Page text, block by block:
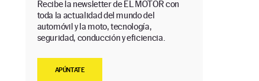
Recibe la newsletter de EL MOTOR con
toda la actualidad del mundo del
automóvil y la moto, tecnología,
seguridad, conducción y eficiencia.
APÚNTATE